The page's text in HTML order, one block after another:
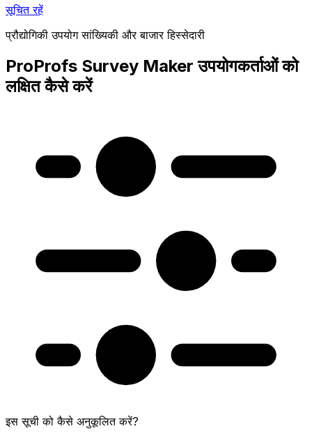
सूचित रहें
प्रौद्योगिकी उपयोग सांख्यिकी और बाजार हिस्सेदारी
ProProfs Survey Maker उपयोगकर्ताओं को
लक्षित कैसे करें
इस सूची को कैसे अनुकूलित करें?